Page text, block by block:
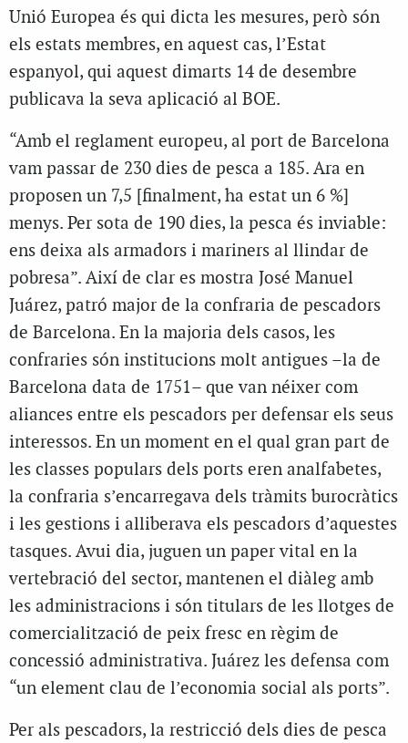
Unió Europea és qui dicta les mesures, però són
els estats membres, en aquest cas, l’Estat
espanyol, qui aquest dimarts 14 de desembre
publicava la seva aplicació al BOE.
“Amb el reglament europeu, al port de Barcelona
vam passar de 230 dies de pesca a 185. Ara en
proposen un 7,5 [finalment, ha estat un 6 %]
menys. Per sota de 190 dies, la pesca és inviable:
ens deixa als armadors i mariners al llindar de
pobresa”. Així de clar es mostra José Manuel
Juárez, patró major de la confraria de pescadors
de Barcelona. En la majoria dels casos, les
confraries són institucions molt antigues –la de
Barcelona data de 1751– que van néixer com
aliances entre els pescadors per defensar els seus
interessos. En un moment en el qual gran part de
les classes populars dels ports eren analfabetes,
la confraria s’encarregava dels tràmits burocràtics
i les gestions i alliberava els pescadors d’aquestes
tasques. Avui dia, juguen un paper vital en la
vertebració del sector, mantenen el diàleg amb
les administracions i són titulars de les llotges de
comercialització de peix fresc en règim de
concessió administrativa. Juárez les defensa com
“un element clau de l’economia social als ports”.
Per als pescadors, la restricció dels dies de pesca